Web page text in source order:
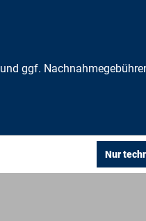
und ggf.
Nur